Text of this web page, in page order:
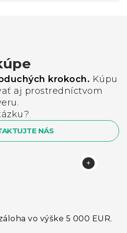
krokoch. Kúpu
aj prostredníctvom
NÁS
vo výške 5 000 EUR.